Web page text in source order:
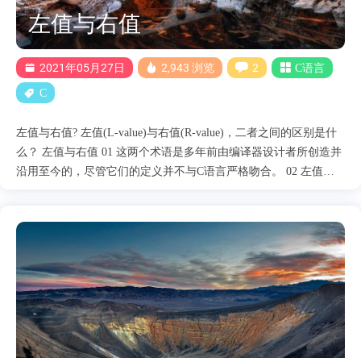
这边，每天晚上人员也比较丰富，不仅有上班族，还有附近的建筑
工人，虽然他们买水果的意愿不大就是。 地点也已选好，因为周
四晚上有事，所以准备周五开干，刚好之后就是周末，估计吃水果
的人不少。 下面是进价 再加上没有计入的一箱香蕉，总计305元
周五-开始摆摊 从下午5点半左右开始摆摊，直到6点多才开始....
左值与右值
2021年05月27日 2,943 浏览 2 C语言
C
左值与右值? 左值(L-value)与右值(R-value)，二者之间的区别是什
么？ 左值与右值 01 这两个术语是多年前由编译器设计者所创造并
沿用至今的，尽管它们的定义并不与C语言严格吻合。 02 左值就
过名称我们也能得出左值和右值的意思，那么应该出现在赋值符号
左边的东西是什么呢？ 03 1. a = b + 1; 2. b + 1 = a; 在语句1中，a
是一个左值，因为它标识了一个可以存储结果值的地点；b + 1是个
右值，因为它指定了一个值。 那么，能像语句2一样，互换左右值
的位置吗？ 原先用作左值的a此时也可以作为右值，因为每个位置
都包含一个值。然而，b + 1无法作为一个左值，因为它并未标识一
个特定的位置。因此，语句2是非法的。 04 int a = 5; ++(a++); 如果